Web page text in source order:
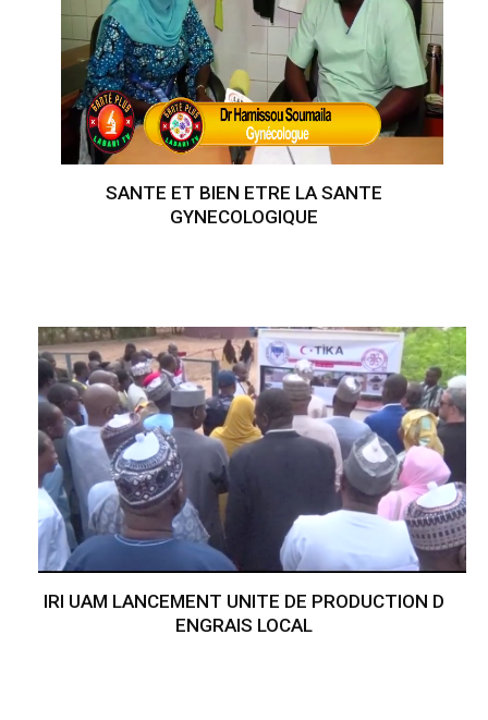
SANTE ET BIEN ETRE LA SANTE
GYNECOLOGIQUE
IRI UAM LANCEMENT UNITE DE PRODUCTION D
ENGRAIS LOCAL